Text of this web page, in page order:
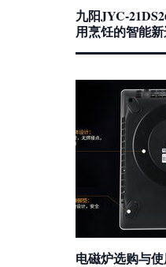
九阳JYC-
用烹饪的智能
电磁炉选购与